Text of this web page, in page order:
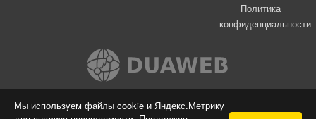
Мы используем файлы cookie и Яндекс.Метрику
Политика
конфиденциальности
Вконтакте